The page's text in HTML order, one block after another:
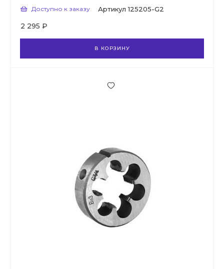
Доступно к заказу Артикул 125205-G2
2 295 ₽
В КОРЗИНУ